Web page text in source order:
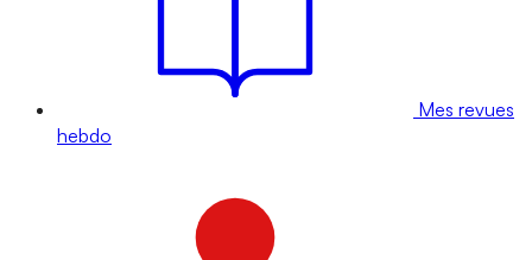
Mes revues
hebdo